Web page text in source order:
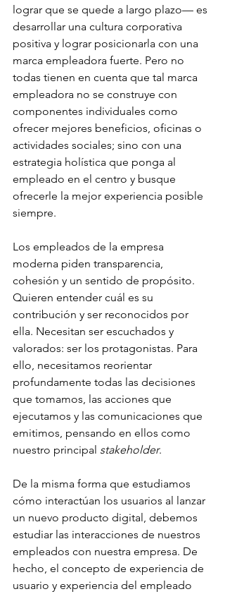
lograr que se quede a largo plazo— es
desarrollar una cultura corporativa
positiva y lograr posicionarla con una
marca empleadora fuerte. Pero no
todas tienen en cuenta que tal marca
empleadora no se construye con
componentes individuales como
ofrecer mejores beneficios, oficinas o
actividades sociales; sino con una
estrategia holística que ponga al
empleado en el centro y busque
ofrecerle la mejor experiencia posible
siempre.
Los empleados de la empresa
moderna piden transparencia,
cohesión y un sentido de propósito.
Quieren entender cuál es su
contribución y ser reconocidos por
ella. Necesitan ser escuchados y
valorados: ser los protagonistas. Para
ello, necesitamos reorientar
profundamente todas las decisiones
que tomamos, las acciones que
ejecutamos y las comunicaciones que
emitimos, pensando en ellos como
nuestro principal stakeholder.
De la misma forma que estudiamos
cómo interactúan los usuarios al lanzar
un nuevo producto digital, debemos
estudiar las interacciones de nuestros
empleados con nuestra empresa. De
hecho, el concepto de experiencia de
usuario y experiencia del empleado